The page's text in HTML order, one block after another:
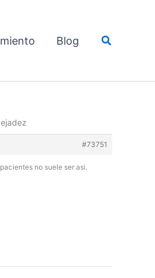
Blog Buscar
#73751
no suele ser asi.